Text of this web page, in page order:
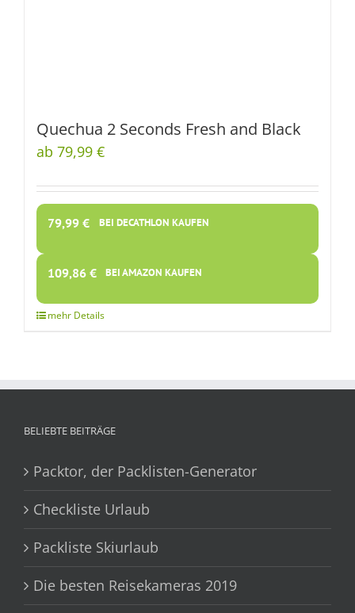
Quechua 2 Seconds Fresh and Black
ab 79,99 €
79,99 € BEI DECATHLON KAUFEN
109,86 € BEI AMAZON KAUFEN
BELIEBTE BEITRÄGE
Packtor, der Packlisten-Generator
Checkliste Urlaub
Packliste Skiurlaub
Die besten Reisekameras 2019